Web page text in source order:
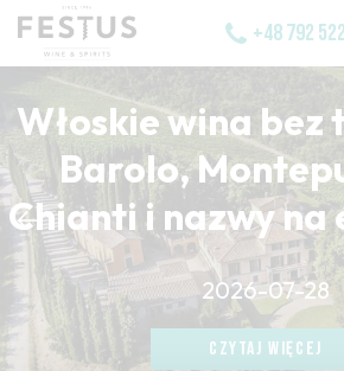
+48 792
Włoskie wina bez
Barolo,
Chianti i nazwy
2026-07-28
CZYTAJ WIĘCEJ
CZYTAJ WIĘCEJ
CZYTAJ WIĘCEJ